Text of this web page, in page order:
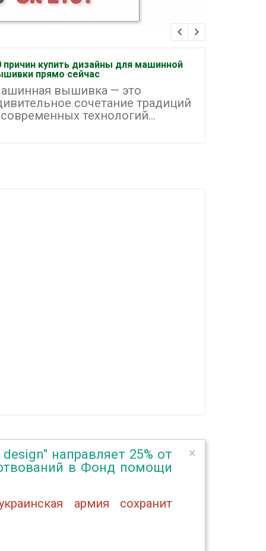
причин купить дизайны для машинной
прямо сейчас
вышивка — это
сочетание традиций
технологий...
направляет 25% от
в Фонд помощи
армия сохранит
×